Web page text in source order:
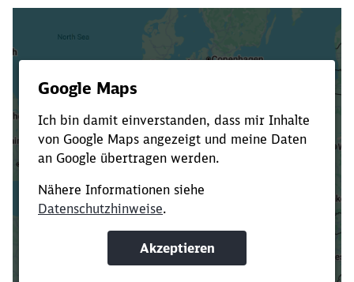
Verkürze die Ladezeit, indem du Suchbegriffe
oder Filter hinzufügst.
Suchbegriffe eingeben